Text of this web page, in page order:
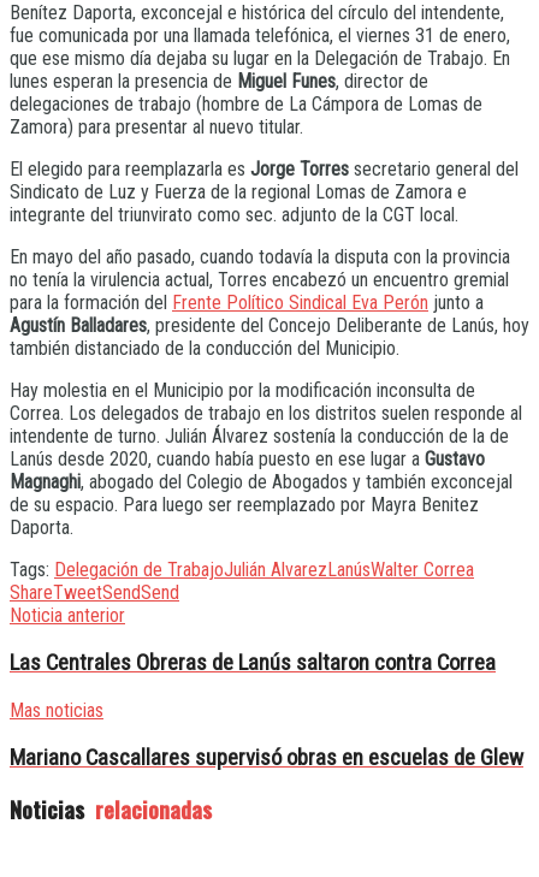
Benítez Daporta, exconcejal e histórica del círculo del intendente,
fue comunicada por una llamada telefónica, el viernes 31 de enero,
que ese mismo día dejaba su lugar en la Delegación de Trabajo. En
lunes esperan la presencia de Miguel Funes, director de
delegaciones de trabajo (hombre de La Cámpora de Lomas de
Zamora) para presentar al nuevo titular.
El elegido para reemplazarla es Jorge Torres secretario general del
Sindicato de Luz y Fuerza de la regional Lomas de Zamora e
integrante del triunvirato como sec. adjunto de la CGT local.
En mayo del año pasado, cuando todavía la disputa con la provincia
no tenía la virulencia actual, Torres encabezó un encuentro gremial
para la formación del Frente Político Sindical Eva Perón junto a
Agustín Balladares, presidente del Concejo Deliberante de Lanús, hoy
también distanciado de la conducción del Municipio.
Hay molestia en el Municipio por la modificación inconsulta de
Correa. Los delegados de trabajo en los distritos suelen responde al
intendente de turno. Julián Álvarez sostenía la conducción de la de
Lanús desde 2020, cuando había puesto en ese lugar a Gustavo
Magnaghi, abogado del Colegio de Abogados y también exconcejal
de su espacio. Para luego ser reemplazado por Mayra Benitez
Daporta.
Tags: Delegación de TrabajoJulián Alvarez LanúsWalter Correa
ShareTweetSendSend
Noticia anterior
Las Centrales Obreras de Lanús saltaron contra Correa
Mas noticias
Mariano Cascallares supervisó obras en escuelas de Glew
Noticias relacionadas